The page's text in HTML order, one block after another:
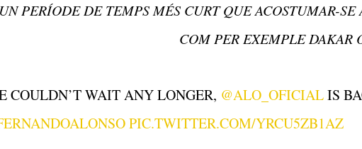
UN PERÍODE DE TEMPS MÉS CURT QUE ACOSTUMAR-
COM PER EXEMPLE DAKAR
COULDN’T WAIT ANY LONGER, @ALO_OFICIALIS
PIC.TWITTER.COM/YRCU5ZB1AZ